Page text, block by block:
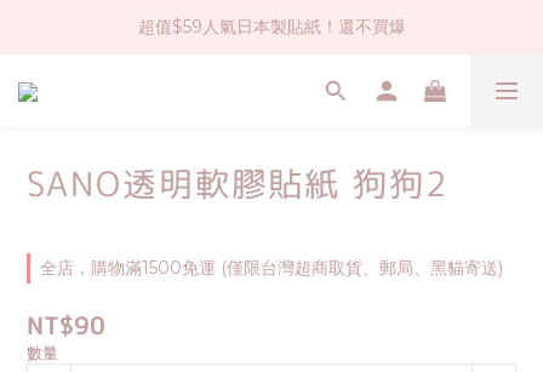
社群大人氣！各種有趣的打洞器
超值$59人氣日本製貼紙！還不買爆
全店$1500免運(台灣地區)
SANO透明軟膠貼紙 狗狗2
全店，購物滿1500免運 (僅限台灣超商取貨、郵局、黑貓寄送)
NT$90
數量